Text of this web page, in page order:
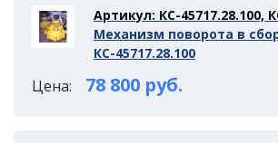
Артикул: КС-45717.28.100,
Механизм поворота в
КС-45717.28.100
Цена: 78 800 руб.